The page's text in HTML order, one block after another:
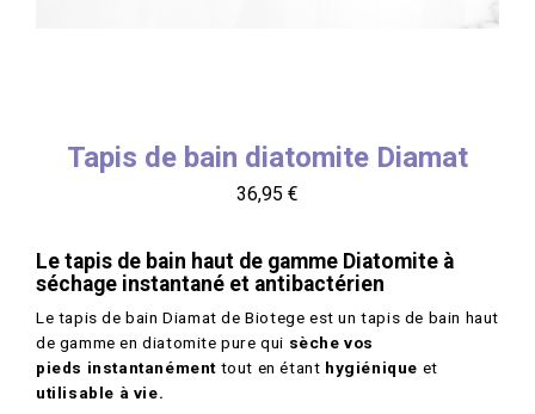
Tapis de bain diatomite Diamat
Prix
36,95 €
Le tapis de bain haut de gamme Diatomite à
séchage instantané et antibactérien
Le tapis de bain Diamat de Biotege est un tapis de bain haut
de gamme en diatomite pure qui sèche vos
pieds instantanément tout en étant hygiénique et
utilisable à vie.